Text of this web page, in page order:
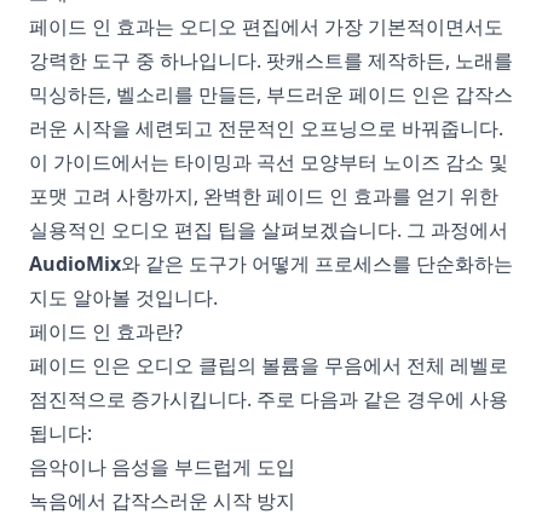
페이드 인 효과는 오디오 편집에서 가장 기본적이면서도
강력한 도구 중 하나입니다. 팟캐스트를 제작하든, 노래를
믹싱하든, 벨소리를 만들든, 부드러운 페이드 인은 갑작스
러운 시작을 세련되고 전문적인 오프닝으로 바꿔줍니다.
이 가이드에서는 타이밍과 곡선 모양부터 노이즈 감소 및
포맷 고려 사항까지, 완벽한 페이드 인 효과를 얻기 위한
실용적인 오디오 편집 팁을 살펴보겠습니다. 그 과정에서
AudioMix와 같은 도구가 어떻게 프로세스를 단순화하는
지도 알아볼 것입니다.
페이드 인 효과란?
페이드 인은 오디오 클립의 볼륨을 무음에서 전체 레벨로
점진적으로 증가시킵니다. 주로 다음과 같은 경우에 사용
됩니다:
음악이나 음성을 부드럽게 도입
녹음에서 갑작스러운 시작 방지